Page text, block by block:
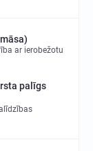
ar ierobežotu
palīgs